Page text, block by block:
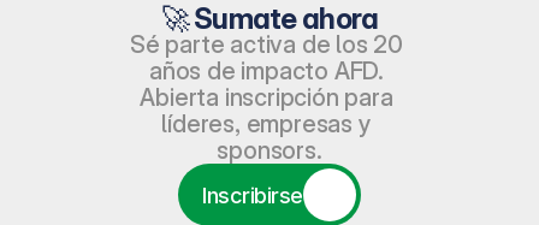
🚀 Sumate ahora
Sé parte activa de los 20
años de impacto AFD.
Abierta inscripción para
líderes, empresas y
sponsors.
Inscribirse